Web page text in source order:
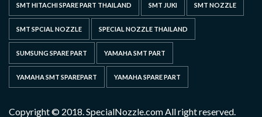
SMT HITACHI SPARE PART THAILAND SMT JUKI SMT NOZZLE
SMT SPCIAL NOZZLE SPECIAL NOZZLE THAILAND
SUMSUNG SPARE PART YAMAHA SMT PART
YAMAHA SMT SPAREPART YAMAHA SPARE PART
Copyright © 2018. SpecialNozzle.com All right reserved.